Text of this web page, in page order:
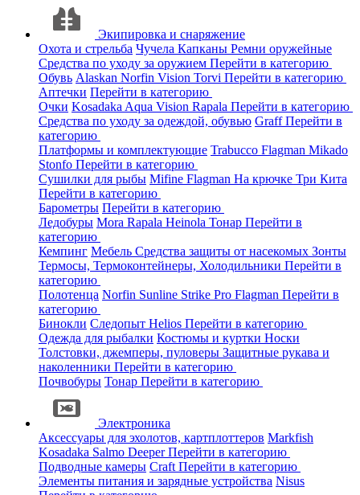
Экипировка и снаряжение
Охота и стрельба Чучела Капканы Ремни оружейные
Средства по уходу за оружием Перейти в категорию
Обувь Alaskan Norfin Vision Torvi Перейти в категорию
Аптечки Перейти в категорию
Очки Kosadaka Aqua Vision Rapala Перейти в категорию
Средства по уходу за одеждой, обувью GraffПерейти в
категорию
Платформы и комплектующие Trabucco Flagman Mikado
Stonfo Перейти в категорию
Сушилки для рыбы Mifine Flagman На крючке Три Кита
Перейти в категорию
Барометры Перейти в категорию
Ледобуры Mora Rapala Heinola Тонар Перейти в
категорию
Кемпинг Мебель Средства защиты от насекомых Зонты
Термосы, Термоконтейнеры, Холодильники Перейти в
категорию
Полотенца Norfin Sunline Strike Pro Flagman Перейти в
категорию
Бинокли Следопыт Helios Перейти в категорию
Одежда для рыбалки Костюмы и куртки Носки
Толстовки, джемперы, пуловеры Защитные рукава и
наколенники Перейти в категорию
Почвобуры Тонар Перейти в категорию
Электроника
Аксессуары для эхолотов, картплоттеров Markfish
Kosadaka Salmo DeeperПерейти в категорию
Подводные камеры Craft Перейти в категорию
Элементы питания и зарядные устройства Nisus